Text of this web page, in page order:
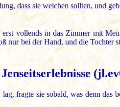
dass sie weichen sollten, und
vollends in das Zimmer mit
nur bei der Hand, und die
fragte sie sobald, was denn das